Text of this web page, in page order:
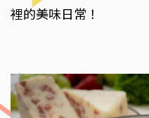
裡的美味日常！